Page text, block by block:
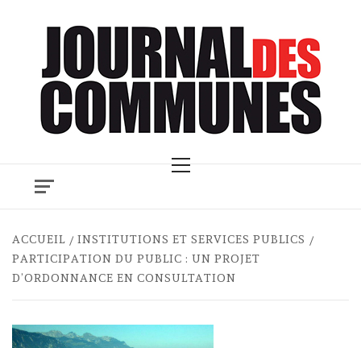
Menu
ACCUEIL
INSTITUTIONS ET SERVICES PUBLICS
PARTICIPATION DU PUBLIC : UN PROJET
D’ORDONNANCE EN CONSULTATION